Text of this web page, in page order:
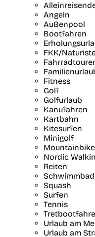
Angeln
Außenpool
Bootfahren
FKK/
Fitness
Golf
Golfurlaub
Kanufahren
Kartbahn
Kitesurfen
Minigolf
Nordic
Reiten
Schwimmbad
Squash
Surfen
Tennis
Urlaub am
Urlaub am